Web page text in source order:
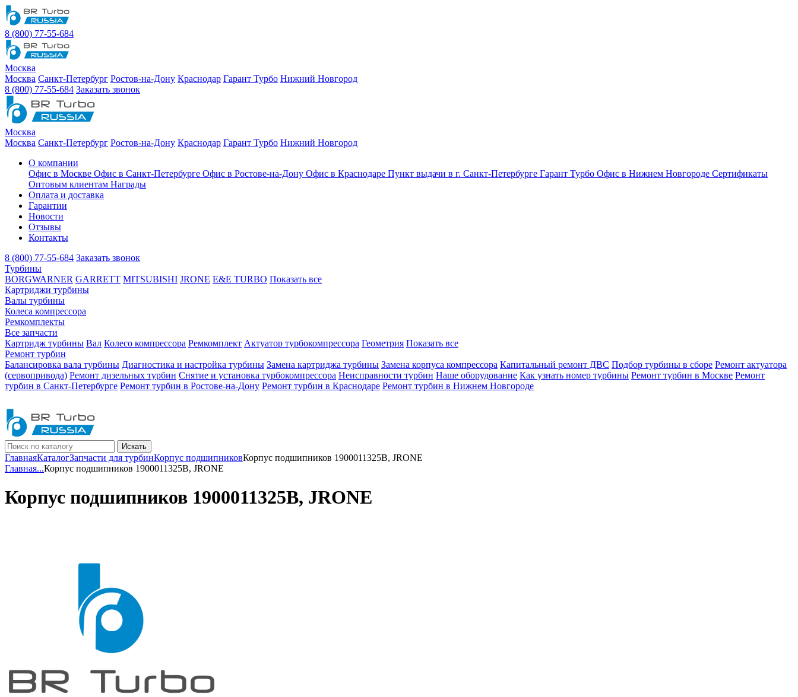
8 (800) 77-55-684
Москва
Москва Санкт-Петербург Ростов-на-Дону Краснодар Гарант Турбо Нижний Новгород
8 (800) 77-55-684 Заказать звонок
Москва
Москва Санкт-Петербург Ростов-на-Дону Краснодар Гарант Турбо Нижний Новгород
О компании
Офис в Москве Офис в Санкт-Петербурге Офис в Ростове-на-Дону Офис в Краснодаре Пункт выдачи в г. Санкт-Петербурге Гарант Турбо Офис в Нижнем Новгороде Сертификаты
Оптовым клиентам Награды
Оплата и доставка
Гарантии
Новости
Отзывы
Контакты
8 (800) 77-55-684 Заказать звонок
Турбины
BORGWARNER GARRETT MITSUBISHI JRONE E&E TURBO Показать все
Картриджи турбины
Валы турбины
Колеса компрессора
Ремкомплекты
Все запчасти
Картридж турбины Вал Колесо компрессора Ремкомплект Актуатор турбокомпрессора Геометрия Показать все
Ремонт турбин
Балансировка вала турбины Диагностика и настройка турбины Замена картриджа турбины Замена корпуса компрессора Капитальный ремонт ДВС Подбор турбины в сборе Ремонт актуатора
(сервопривода) Ремонт дизельных турбин Снятие и установка турбокомпрессора Неисправности турбин Наше оборудование Как узнать номер турбины Ремонт турбин в Москве Ремонт
турбин в Санкт-Петербурге Ремонт турбин в Ростове-на-Дону Ремонт турбин в Краснодаре Ремонт турбин в Нижнем Новгороде
Искать
ГлавнаяКаталогЗапчасти для турбинКорпус подшипниковКорпус подшипников 1900011325B, JRONE
Главная...Корпус подшипников 1900011325B, JRONE
Корпус подшипников 1900011325B, JRONE